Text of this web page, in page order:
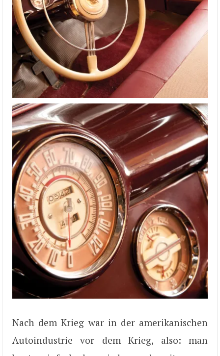
Nach dem Krieg war in der amerikanischen
Autoindustrie vor dem Krieg, also: man